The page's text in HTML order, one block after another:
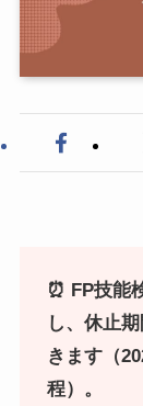
⏰ FP技能
し、休止
きます（
程）。